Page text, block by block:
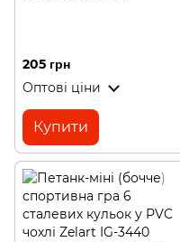
205 грн
Оптові ціни
Купити